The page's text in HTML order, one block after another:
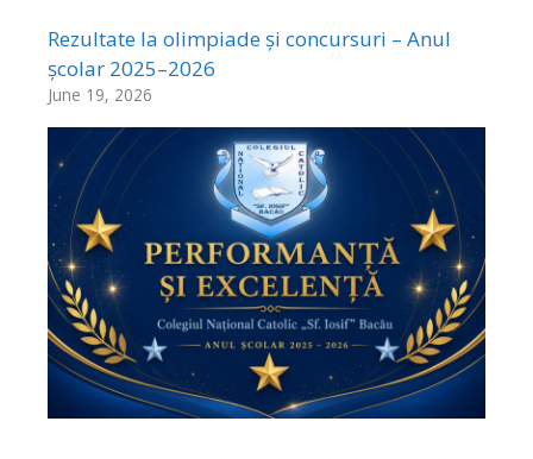
Rezultate la olimpiade și concursuri – Anul
școlar 2025–2026
June 19, 2026